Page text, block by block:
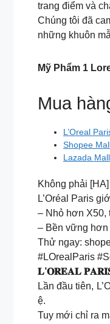
trang điểm và
Chúng tôi đã
những khuôn
Mỹ Phẩm 1
Mua
L’Oreal
Shopee
Lazada Mall
Không phải
L’Oréal Paris
– Nhỏ hơn X50,
– Bền vững
Thử ngay:
#LOrealParis
𝐋’𝐎𝐑𝐄𝐀𝐋
Lần đầu tiên,
ệ.
Tuy mới chỉ ra